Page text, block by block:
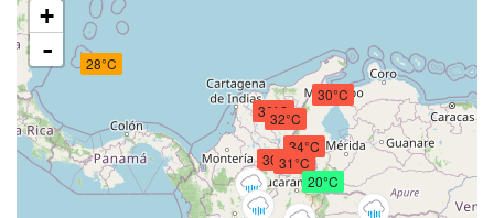
30°C
31°C
30°C
30°C
32°C
20°C
28°C
34°C
+
-